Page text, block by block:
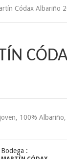
Códax Albariño
100%
Bodega :